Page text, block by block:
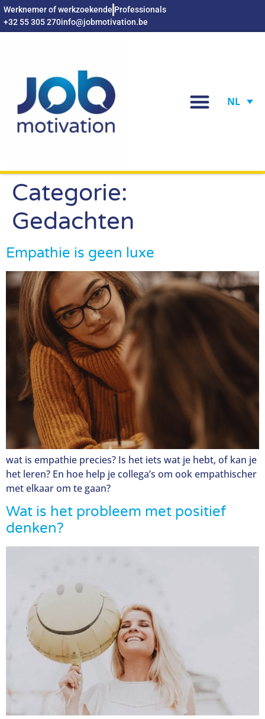
Werknemer of werkzoekende Professionals
+32 55 305 270info@jobmotivation.be
NL
Categorie:
Gedachten
Empathie is geen luxe
wat is empathie precies? Is het iets wat je hebt, of kan je
het leren? En hoe help je collega’s om ook empathischer
met elkaar om te gaan?
Wat is het probleem met positief
denken?